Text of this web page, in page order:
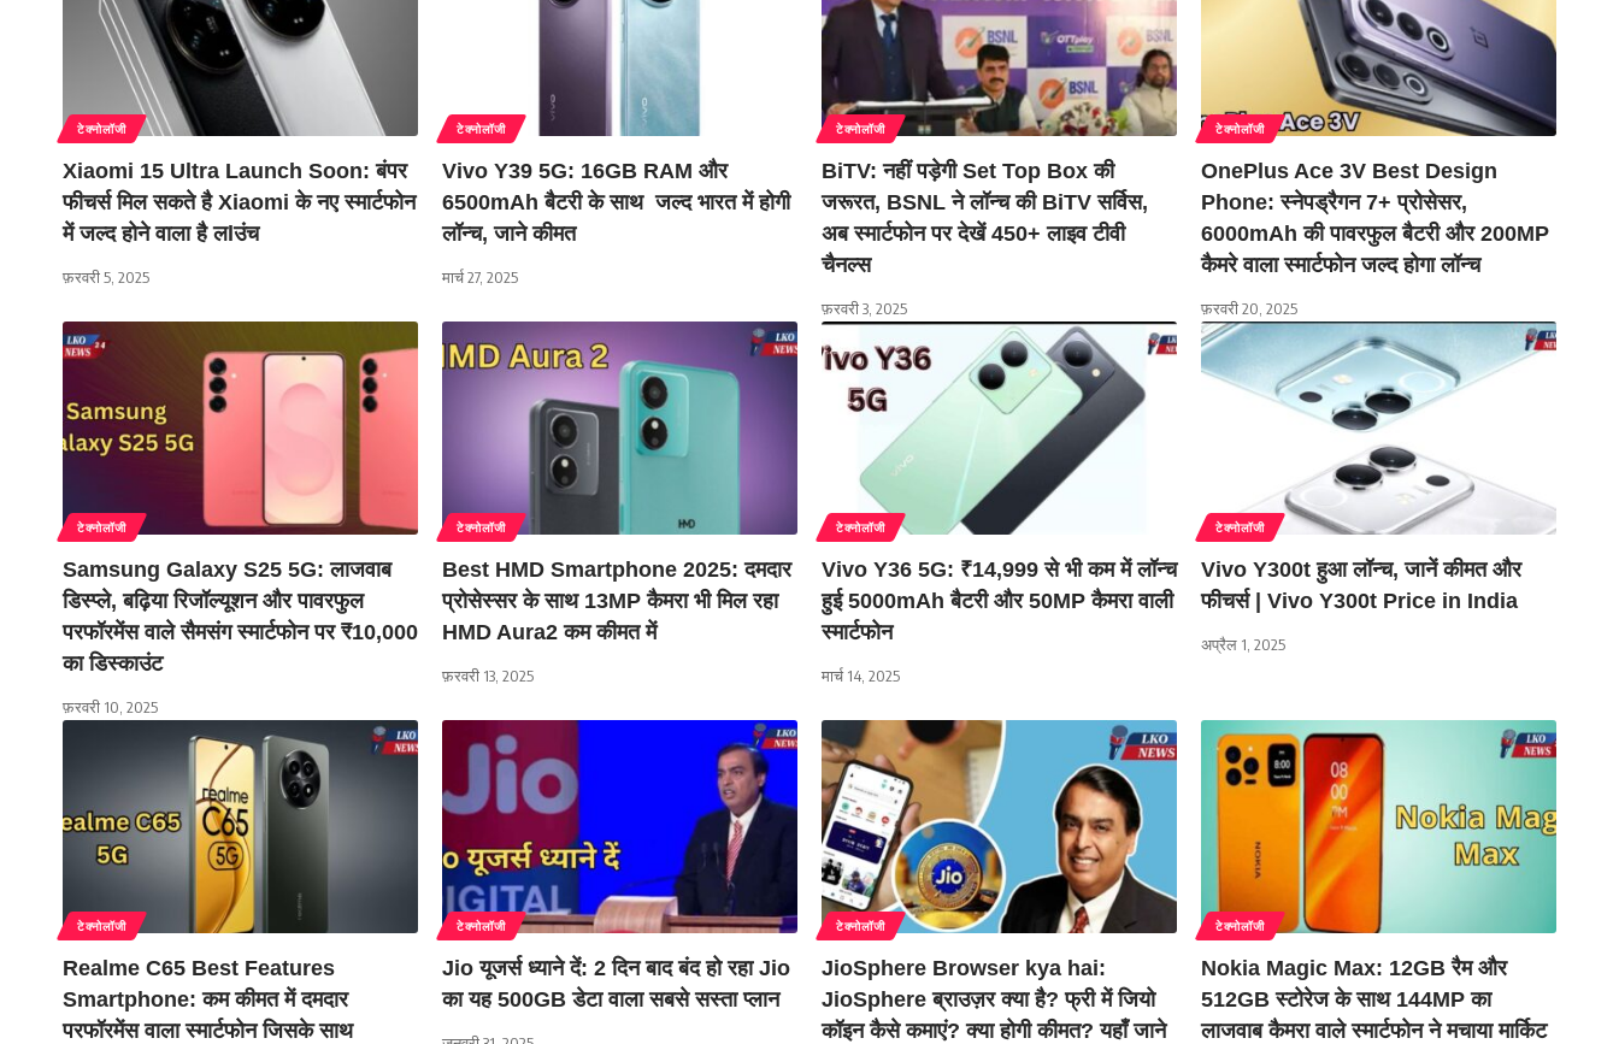
टेक्नोलॉजी
Xiaomi 15 Ultra Launch Soon: बंपर
फीचर्स मिल सकते है Xiaomi के नए स्मार्टफोन
में जल्द होने वाला है लlउंच
फ़रवरी 5, 2025
टेक्नोलॉजी
Vivo Y39 5G: 16GB RAM और
6500mAh बैटरी के साथ जल्द भारत में होगी
लॉन्च, जाने कीमत
मार्च 27, 2025
टेक्नोलॉजी
BiTV: नहीं पड़ेगी Set Top Box की
जरूरत, BSNL ने लॉन्च की BiTV सर्विस,
अब स्मार्टफोन पर देखें 450+ लाइव टीवी
चैनल्स
फ़रवरी 3, 2025
टेक्नोलॉजी
OnePlus Ace 3V Best Design
Phone: स्नेपड्रैगन 7+ प्रोसेसर,
6000mAh की पावरफुल बैटरी और 200MP
कैमरे वाला स्मार्टफोन जल्द होगा लॉन्च
फ़रवरी 20, 2025
टेक्नोलॉजी
Samsung Galaxy S25 5G: लाजवाब
डिस्प्ले, बढ़िया रिजॉल्यूशन और पावरफुल
परफॉरमेंस वाले सैमसंग स्मार्टफोन पर ₹10,000
का डिस्काउंट
फ़रवरी 10, 2025
टेक्नोलॉजी
Best HMD Smartphone 2025: दमदार
प्रोसेस्सर के साथ 13MP कैमरा भी मिल रहा
HMD Aura2 कम कीमत में
फ़रवरी 13, 2025
टेक्नोलॉजी
Vivo Y36 5G: ₹14,999 से भी कम में लॉन्च
हुई 5000mAh बैटरी और 50MP कैमरा वाली
स्मार्टफोन
मार्च 14, 2025
टेक्नोलॉजी
Vivo Y300t हुआ लॉन्च, जानें कीमत और
फीचर्स | Vivo Y300t Price in India
अप्रैल 1, 2025
टेक्नोलॉजी
Realme C65 Best Features
Smartphone: कम कीमत में दमदार
परफॉरमेंस वाला स्मार्टफोन जिसके साथ
टेक्नोलॉजी
Jio यूजर्स ध्याने दें: 2 दिन बाद बंद हो रहा Jio
का यह 500GB डेटा वाला सबसे सस्ता प्लान
टेक्नोलॉजी
JioSphere Browser kya hai:
JioSphere ब्राउज़र क्या है? फ्री में जियो
कॉइन कैसे कमाएं? क्या होगी कीमत? यहाँ जाने
टेक्नोलॉजी
Nokia Magic Max: 12GB रैम और
512GB स्टोरेज के साथ 144MP का
लाजवाब कैमरा वाले स्मार्टफोन ने मचाया मार्किट